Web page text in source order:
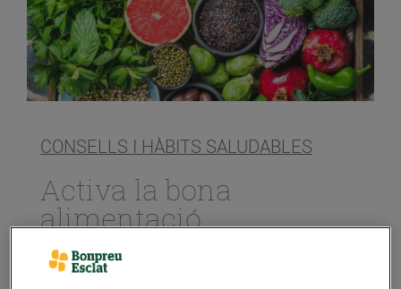
CONSELLS I HÀBITS SALUDABLES
Activa la bona
alimentació
25/de maig/2020